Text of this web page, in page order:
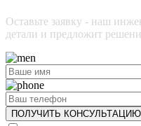
Оставьте заявку - наш
детали и предложит